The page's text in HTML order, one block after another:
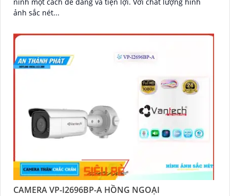
ninh một cách dễ dàng và tiện lợi. Với chất lượng hình
ảnh sắc nét...
CAMERA VP-I2696BP-A HỒNG NGOẠI